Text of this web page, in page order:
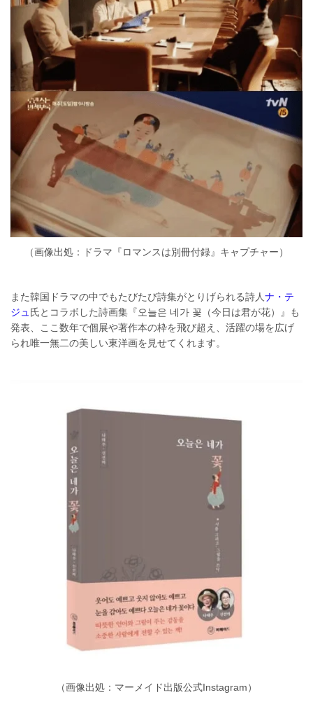
（画像出処：ドラマ『ロマンスは別冊付録』キャプチャー）
また韓国ドラマの中でもたびたび詩集がとりげられる詩人ナ・テ
ジュ 氏とコラボした詩画集『오늘은 네가 꽃（今日は君が花）』も
発表、ここ数年で個展や著作本の枠を飛び超え、活躍の場を広げ
られ唯一無二の美しい東洋画を見せてくれます。
（画像出処：マーメイド出版公式Instagram）